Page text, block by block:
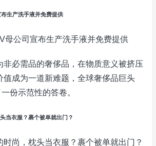
生产洗手液并免费提供
必需品的奢侈品，在物质意义被挤压
值成为一道新难题，全球奢侈品巨头
份示范性的答卷。
当衣服？裹个被单就出门？